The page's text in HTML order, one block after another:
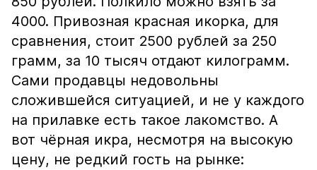
4000. Привозная красная икорка, для
сравнения, стоит 2500 рублей за 250
грамм, за 10 тысяч отдают килограмм.
Сами продавцы недовольны
сложившейся ситуацией, и не у каждого
на прилавке есть такое лакомство. А
вот чёрная икра, несмотря на высокую
цену, не редкий гость на рынке: